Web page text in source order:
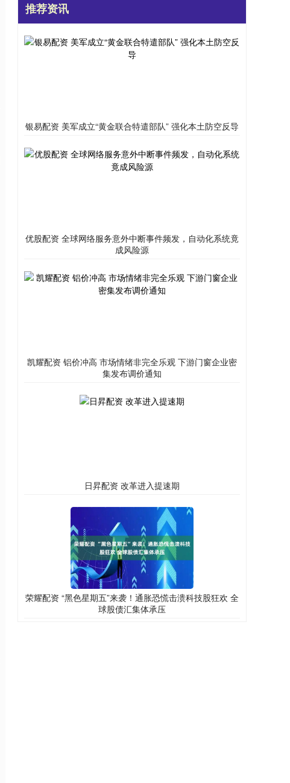
推荐资讯
银易配资 美军成立“黄金联合特遣部队” 强化本土防空反导
优股配资 全球网络服务意外中断事件频发，自动化系统竟
成风险源
凯耀配资 铝价冲高 市场情绪非完全乐观 下游门窗企业密
集发布调价通知
日昇配资 改革进入提速期
荣耀配资 “黑色星期五”来袭！通胀恐慌击溃科技股狂欢 全
球股债汇集体承压